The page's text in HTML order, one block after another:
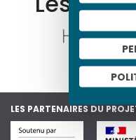
LES PARTENAIRES DU